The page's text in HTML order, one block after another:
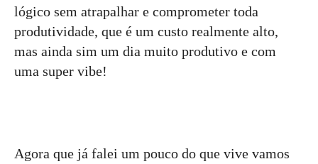
lógico sem atrapalhar e comprometer toda
produtividade, que é um custo realmente alto,
mas ainda sim um dia muito produtivo e com
uma super vibe!
Agora que já falei um pouco do que vive vamos